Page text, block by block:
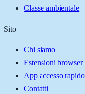
Classe ambientale
Sito
Chi siamo
Estensioni browser
App accesso rapido
Contatti